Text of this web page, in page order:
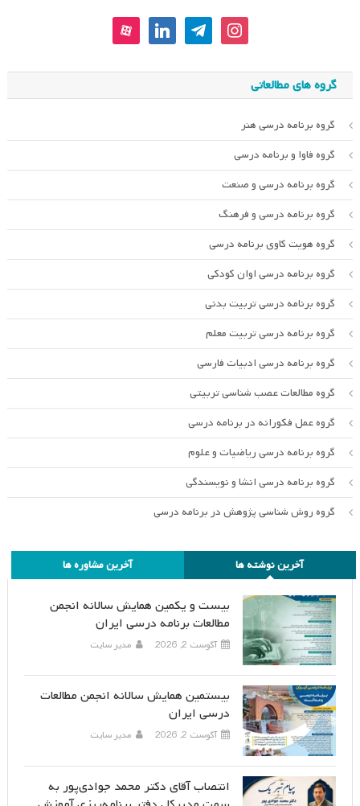
instagram
telegram
linkedin
aparat
گروه های مطالعاتی
گروه برنامه درسی هنر
گروه فاوا و برنامه درسی
گروه برنامه درسی و صنعت
گروه برنامه درسی و فرهنگ
گروه هویت کاوی برنامه درسی
گروه برنامه درسی اوان کودکی
گروه برنامه درسی تربیت بدنی
گروه برنامه درسی تربیت معلم
گروه برنامه درسی ادبیات فارسی
گروه مطالعات عصب شناسی تربیتی
گروه عمل فکورانه در برنامه درسی
گروه برنامه درسی ریاضیات و علوم
گروه برنامه درسی انشا و نویسندگی
گروه روش شناسی پژوهش در برنامه درسی
آخرین نوشته ها آخرین مشاوره ها
بیست و یکمین همایش سالانه انجمن
مطالعات برنامه درسی ایران
آگوست 2, 2026 مدیر سایت
بیستمین همایش سالانه انجمن مطالعات
درسی ایران
آگوست 2, 2026 مدیر سایت
انتصاب آقای دکتر محمد جوادی‌پور به